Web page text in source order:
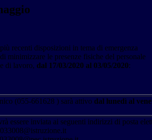
recenti disposizioni in tema di emergenza
minimizzare le presenze fisiche del personale
di lavoro, dal 17/03/2020 al 03/05/2020:
(055-661628 ) sarà attivo dal lunedì al
essere inviata ai seguenti indirizzi di posta